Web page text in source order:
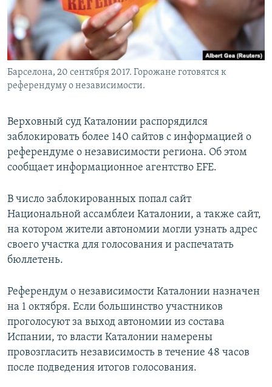
Барселона, 20 сентября 2017. Горожане готовятся к
референдуму о независимости.
Верховный суд Каталонии распорядился
заблокировать более 140 сайтов с информацией о
референдуме о независимости региона. Об этом
сообщает информационное агентство EFE.
В число заблокированных попал сайт
Национальной ассамблеи Каталонии, а также сайт,
на котором жители автономии могли узнать адрес
своего участка для голосования и распечатать
бюллетень.
Референдум о независимости Каталонии назначен
на 1 октября. Если большинство участников
проголосуют за выход автономии из состава
Испании, то власти Каталонии намерены
провозгласить независимость в течение 48 часов
после подведения итогов голосования.